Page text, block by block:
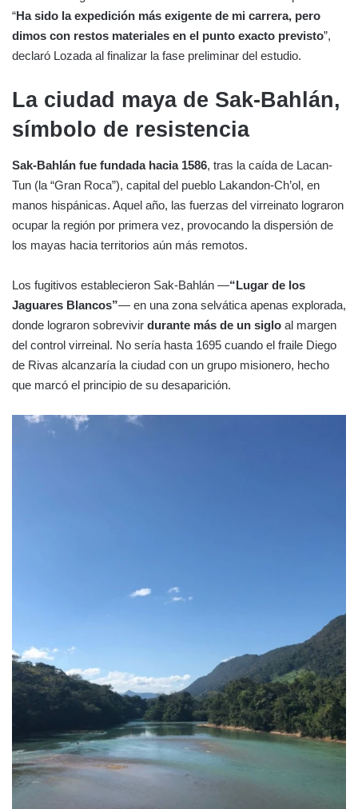
“Ha sido la expedición más exigente de mi carrera, pero
dimos con restos materiales en el punto exacto previsto”,
declaró Lozada al finalizar la fase preliminar del estudio.
La ciudad maya de Sak-Bahlán,
símbolo de resistencia
Sak-Bahlán fue fundada hacia 1586, tras la caída de Lacan-
Tun (la “Gran Roca”), capital del pueblo Lakandon-Ch’ol, en
manos hispánicas. Aquel año, las fuerzas del virreinato lograron
ocupar la región por primera vez, provocando la dispersión de
los mayas hacia territorios aún más remotos.
Los fugitivos establecieron Sak-Bahlán —“Lugar de los
Jaguares Blancos”— en una zona selvática apenas explorada,
donde lograron sobrevivir durante más de un siglo al margen
del control virreinal. No sería hasta 1695 cuando el fraile Diego
de Rivas alcanzaría la ciudad con un grupo misionero, hecho
que marcó el principio de su desaparición.